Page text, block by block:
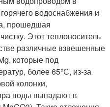
водоснабжения и
прошедшая
Этот теплоноситель
различные взвешенные
которые под
более 65°С, из-за
колонки,
воды выпадают в